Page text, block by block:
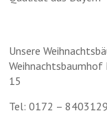
Unsere
Weihnachtsbaumhof
15
Tel: 0172 – 8403129